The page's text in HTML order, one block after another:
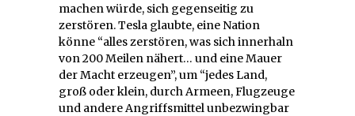
machen würde, sich gegenseitig zu
zerstören. Tesla glaubte, eine Nation
könne “alles zerstören, was sich innerhaln
von 200 Meilen nähert… und eine Mauer
der Macht erzeugen”, um “jedes Land,
groß oder klein, durch Armeen, Flugzeuge
und andere Angriffsmittel unbezwingbar